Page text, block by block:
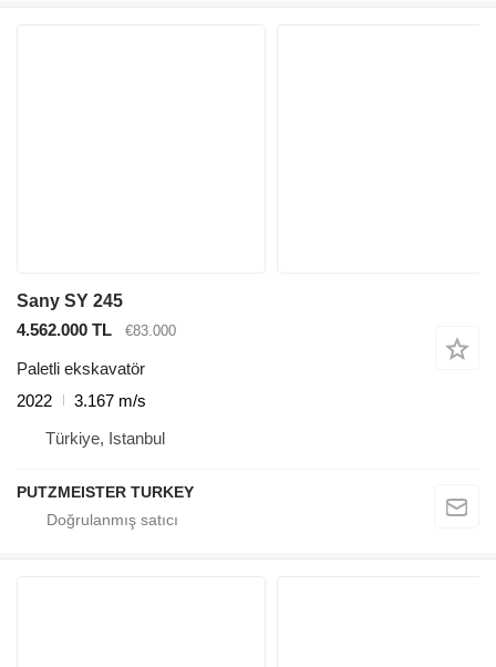
Sany SY 245
4.562.000 TL
€83.000
Paletli ekskavatör
2022
3.167 m/s
Türkiye, Istanbul
PUTZMEISTER TURKEY